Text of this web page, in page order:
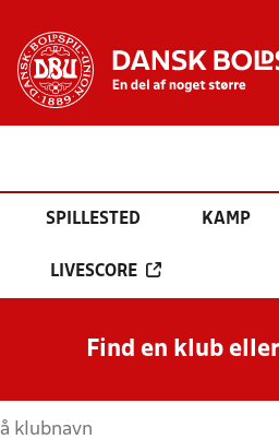
SPILLESTED KAMP
LIVESCORE
Find en klub